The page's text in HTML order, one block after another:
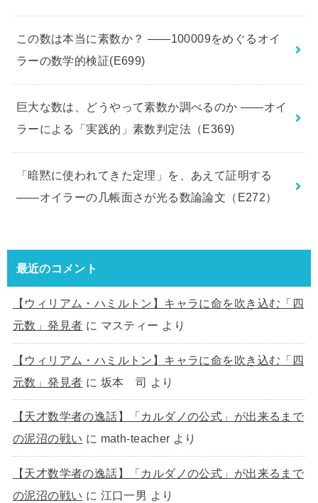
この数は本当に素数か？ ――100009をめぐるオイ
ラーの数学的検証(E699)
巨大な数は、どうやって素数か調べるのか ――オイ
ラーによる「実践的」素数判定法（E369)
「暗黙に使われてきた定理」を、あえて証明する
――オイラーの几帳面さが光る数論論文（E272）
最近のコメント
【ウィリアム・ハミルトン】キャラに命を吹き込む「四
元数」発見者 に マスティー より
【ウィリアム・ハミルトン】キャラに命を吹き込む「四
元数」発見者 に 坂本 司 より
【天才数学者の逸話】「カルダノの公式」が出来るまで
の泥沼の戦い に math-teacher より
【天才数学者の逸話】「カルダノの公式」が出来るまで
の泥沼の戦い に 江口一男 より